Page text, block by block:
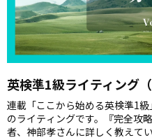
英検準1級ライティング
連載「ここから始める英検準1
のライティングです。『完全攻
者、神部孝さんに詳しく教えて